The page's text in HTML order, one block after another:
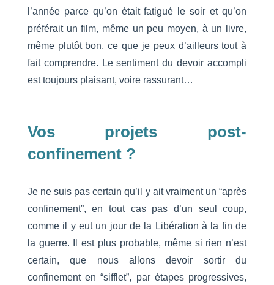
l’année parce qu’on était fatigué le soir et qu’on
préférait un film, même un peu moyen, à un livre,
même plutôt bon, ce que je peux d’ailleurs tout à
fait comprendre. Le sentiment du devoir accompli
est toujours plaisant, voire rassurant…
Vos projets post-
confinement ?
Je ne suis pas certain qu’il y ait vraiment un “après
confinement”, en tout cas pas d’un seul coup,
comme il y eut un jour de la Libération à la fin de
la guerre. Il est plus probable, même si rien n’est
certain, que nous allons devoir sortir du
confinement en “sifflet”, par étapes progressives,